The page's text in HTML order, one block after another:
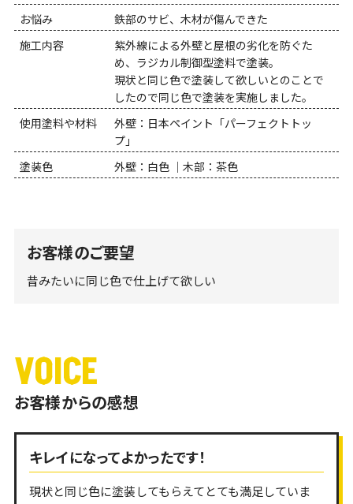
お悩み
鉄部のサビ、木材が傷んできた
施工内容
紫外線による外壁と屋根の劣化を防ぐた
め、ラジカル制御型塗料で塗装。
現状と同じ色で塗装して欲しいとのことで
したので同じ色で塗装を実施しました。
使用塗料や材料
外壁：日本ペイント「パーフェクトトッ
プ」
塗装色
外壁：白色 ｜木部：茶色
お客様のご要望
昔みたいに同じ色で仕上げて欲しい
VOICE
お客様からの感想
キレイになってよかったです！
現状と同じ色に塗装してもらえてとても満足していま